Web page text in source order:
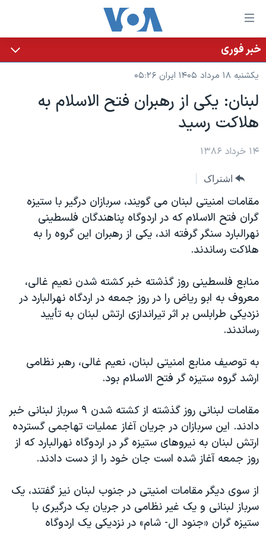
لینکهای
قابل
دسترسی
جهش
محتوای
اصلی
به
اصلی
جهش
به
جستجو
خانه
نسخه سبک وب‌سایت
موضوع ها
ایران
آمریکا
گزیده‌ها
ویژه برنامه‌ها
ویدیوها
فرهنگ و زندگی
حقوق شهروندی
اقتصادی
اسرائیل در جنگ
گالری عکس
آرشیو پخش زنده
برنامه های تلویزیونی
جدول برنامه ها
صفحه‌های ویژه
عملیات خشم حماسی
۲۵۰سالگی آمریکا
بایگانی برنامه‌های تلویزیونی
مستندها
انتخابات ریاست جمهوری آمریکا ۲۰۲۴
حمله جمهوری اسلامی به اسرائیل
ورزش زنان در ایران
اعتراضات زن، زندگی، آزادی
مجموعه مستندهای دادخواهی
تریبونال مردمی آبان ۹۸
دادگاه حمید نوری
قانون شفافیت دارائی کادر رهبری ایران
اعتراضات مردمی آبان ۹۸
فرکانس‌های صدای آمریکا
پخش رادیویی
یادگیری زبان انگلیسی
دنبال کنید
زبانهای مختلف
خبر فوری
یکشنبه ۱۸ مرداد ۱۴۰۵ ایران ۰۵:۲۶
لبنان: يکی از رهبران فتح الاسلام به
هلاکت رسيد
۱۴ خرداد ۱۳۸۶
اشتراک
مقامات امنيتی لبنان می گويند، سربازان درگير با ستيزه
گران فتح الاسلام که در اردوگاه پناهندگان فلسطينی
نهرالبارد سنگر گرفته اند، يکی از رهبران اين گروه را به
هلاکت رساندند.
منابع فلسطينی روز گذشته خبر کشته شدن نعيم غالی،
معروف به ابو رياض را در روز جمعه در اردگاه نهرالبارد در
نزديکی طرابلس بر اثر تيراندازی ارتش لبنان به تأييد
رساندند.
به توصيف منابع امنيتی لبنان، نعيم غالی، رهبر نظامی
ارشد گروه ستيزه گر فتح الاسلام بود.
مقامات لبنانی روز گذشته از کشته شدن ۹ سرباز لبنانی خبر
دادند. اين سربازان در جريان آغاز عمليات تهاجمی گسترده
ارتش لبنان به نيروهای ستيزه گر در اردوگاه نهرالبارد که از
روز جمعه آغاز شده است جان خود را از دست دادند.
از سوی ديگر مقامات امنيتی در جنوب لبنان نيز گفتند، يک
سرباز لبنانی و يک غير نظامی در جريان يک درگيری با
ستيزه گران «جنود ال- شام» در نزديکی يک اردوگاه